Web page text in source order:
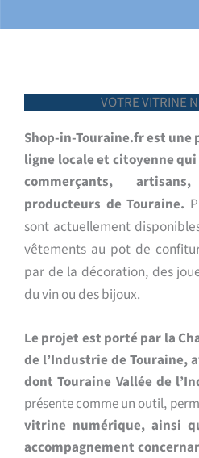
VOTRE VITRINE
Shop-in-Touraine.fr est une
ligne locale et citoyenne
commerçants,
producteurs de Touraine.
sont actuellement
vêtements au pot de
par de la décoration, des
du vin ou des bijoux.
Le projet est porté par la
de l’Industrie de Touraine,
dont Touraine Vallée de
présente comme un outil,
vitrine numérique, ainsi
accompagnement